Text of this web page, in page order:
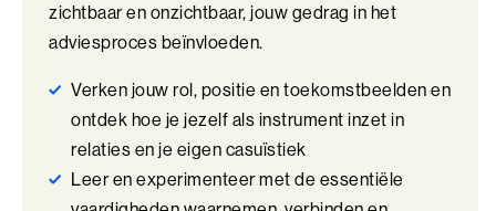
Veilig Leiden
Young Executives Program
Young Executives Program Compact
zichtbaar en onzichtbaar, jouw gedrag in het
adviesproces beïnvloeden.
Verken jouw rol, positie en toekomstbeelden en
ontdek hoe je jezelf als instrument inzet in
relaties en je eigen casuïstiek
Leer en experimenteer met de essentiële